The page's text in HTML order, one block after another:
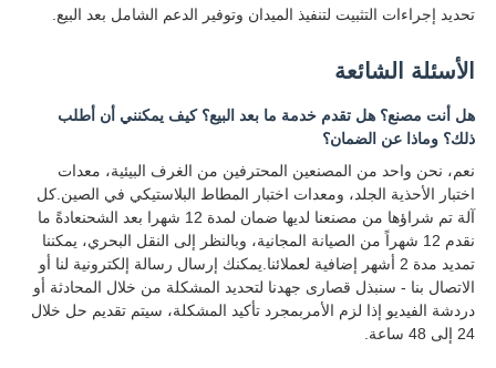
تحديد إجراءات التثبيت لتنفيذ الميدان وتوفير الدعم الشامل بعد البيع.
الأسئلة الشائعة
هل أنت مصنع؟ هل تقدم خدمة ما بعد البيع؟ كيف يمكنني أن أطلب
ذلك؟ وماذا عن الضمان؟
نعم، نحن واحد من المصنعين المحترفين من الغرف البيئية، معدات
اختبار الأحذية الجلد، ومعدات اختبار المطاط البلاستيكي في الصين.كل
آلة تم شراؤها من مصنعنا لديها ضمان لمدة 12 شهرا بعد الشحنعادةً ما
نقدم 12 شهراً من الصيانة المجانية، وبالنظر إلى النقل البحري، يمكننا
تمديد مدة 2 أشهر إضافية لعملائنا.يمكنك إرسال رسالة إلكترونية لنا أو
الاتصال بنا - سنبذل قصارى جهدنا لتحديد المشكلة من خلال المحادثة أو
دردشة الفيديو إذا لزم الأمربمجرد تأكيد المشكلة، سيتم تقديم حل خلال
24 إلى 48 ساعة.